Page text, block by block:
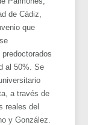
de Cádiz,
que
al 50%. Se
a través de
reales del
y González.